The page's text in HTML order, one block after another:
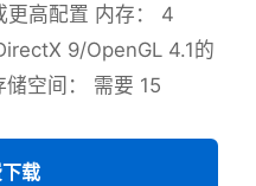
高配置 内存： 4
9/OpenGL 4.1的
空间： 需要 15
载